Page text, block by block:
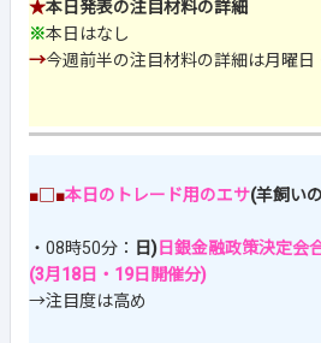
★本日発表の注目材料の詳細
※本日はなし
→今週前半の注目材料の詳細は月曜
■□■本日のトレード用のエサ(羊飼い
・08時50分： 日) 日銀金融政策決定会
(3月18日・19日開催分)
→注目度は高め